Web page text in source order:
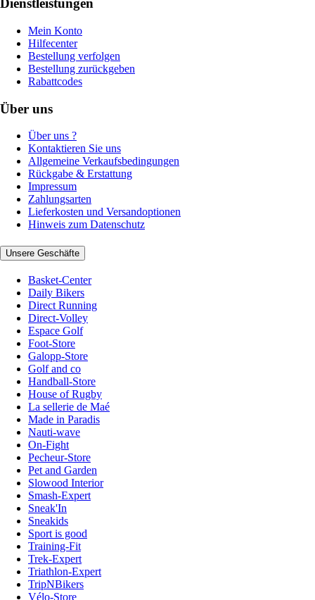
Dienstleistungen
Mein Konto
Hilfecenter
Bestellung verfolgen
Bestellung zurückgeben
Rabattcodes
Über uns
Über uns ?
Kontaktieren Sie uns
Allgemeine Verkaufsbedingungen
Rückgabe & Erstattung
Impressum
Zahlungsarten
Lieferkosten und Versandoptionen
Hinweis zum Datenschutz
Unsere Geschäfte
Basket-Center
Daily Bikers
Direct Running
Direct-Volley
Espace Golf
Foot-Store
Galopp-Store
Golf and co
Handball-Store
House of Rugby
La sellerie de Maé
Made in Paradis
Nauti-wave
On-Fight
Pecheur-Store
Pet and Garden
Slowood Interior
Smash-Expert
Sneak'In
Sneakids
Sport is good
Training-Fit
Trek-Expert
Triathlon-Expert
TripNBikers
Vélo-Store